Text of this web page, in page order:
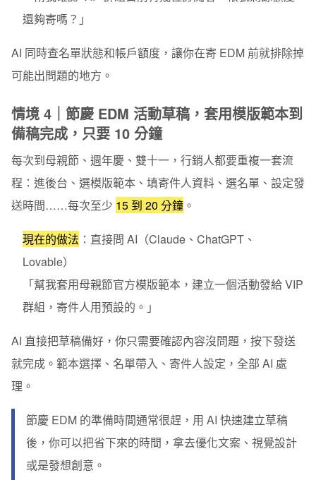
還夠寄嗎？」
AI 同時查名單狀態和帳戶額度，讓你在寄 EDM 前就排除掉
可能出問題的地方。
情境 4｜節慶 EDM 活動草稿，套用模版範本到
備稿完成，只要 10 分鐘
每次到母親節、週年慶、雙十一，行銷人都要重複一套流
程：進後台、選模版範本、填寄件人資料、選名單、設定發
送時間……每次至少 15 到 20 分鐘 。
現在的做法 ： 直接問 AI（Claude、ChatGPT、
Lovable）
「幫我套用母親節官方模版範本，建立一個活動發給 VIP
群組，寄件人用預設的。」
AI 直接把草稿備好，你只需要確認內容沒問題，按下發送
就完成。範本選擇、名單帶入、寄件人設定，全部 AI 處
理。
節慶 EDM 的準備時間通常很趕，用 AI 快速建立草稿
後，你可以把省下來的時間，拿去優化文案、視覺設計
或是發想創意。